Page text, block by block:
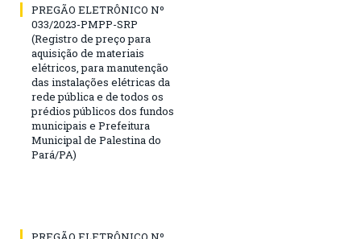
PREGÃO ELETRÔNICO Nº
033/2023-PMPP-SRP
(Registro de preço para
aquisição de materiais
elétricos, para manutenção
das instalações elétricas da
rede pública e de todos os
prédios públicos dos fundos
municipais e Prefeitura
Municipal de Palestina do
Pará/PA)